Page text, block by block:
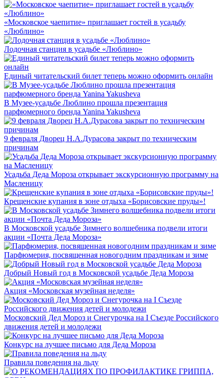
«Московское чаепитие» приглашает гостей в усадьбу
«Люблино»
Лодочная станция в усадьбе «Люблино»
Единый читательский билет теперь можно оформить онлайн
В Музее-усадьбе Люблино прошла презентация
парфюмерного бренда Yanina Yakusheva
9 февраля Дворец Н.А.Дурасова закрыт по техническим
причинам
Усадьба Деда Мороза открывает экскурсионную программу на
Масленицу
Крещенские купания в зоне отдыха «Борисовские пруды»!
В Московской усадьбе Зимнего волшебника подвели итоги
акции «Почта Деда Мороза»
Парфюмерия, посвященная новогодним праздникам и зиме
Добрый Новый год в Московской усадьбе Деда Мороза
Акция «Московская музейная неделя»
Московский Дед Мороз и Снегурочка на I Съезде Российского
движения детей и молодежи
Конкурс на лучшее письмо для Деда Мороза
Правила поведения на льду